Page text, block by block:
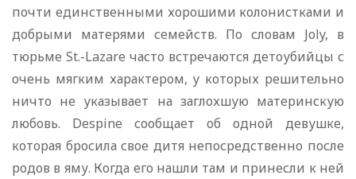
почти единственными хорошими колонистками и
добрыми матерями семейств. По словам Joly, в
тюрьме St.-Lazare часто встречаются детоубийцы с
очень мягким характером, у которых решительно
ничто не указывает на заглохшую материнскую
любовь. Despine сообщает об одной девушке,
которая бросила свое дитя непосредственно после
родов в яму. Когда его нашли там и принесли к ней